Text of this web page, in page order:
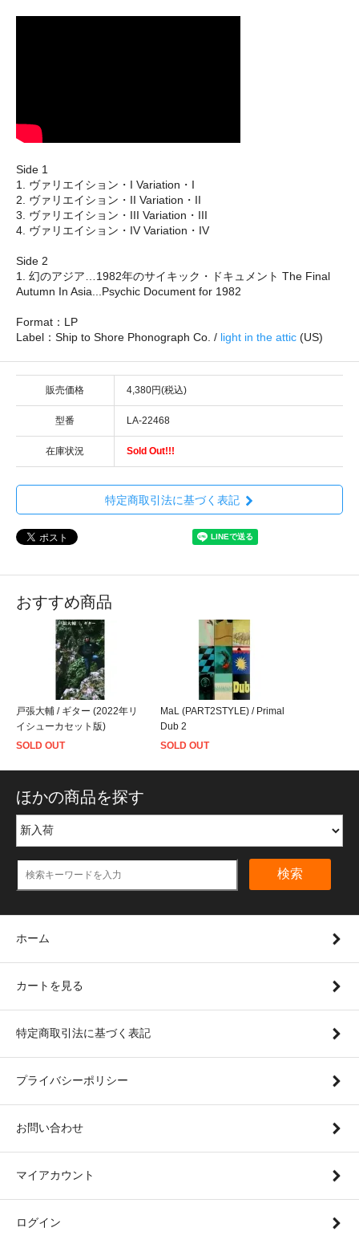
Side 1
1. ヴァリエイション・I Variation・I
2. ヴァリエイション・II Variation・II
3. ヴァリエイション・III Variation・III
4. ヴァリエイション・IV Variation・IV
Side 2
1. 幻のアジア…1982年のサイキック・ドキュメント The Final
Autumn In Asia...Psychic Document for 1982
Format：LP
Label：Ship to Shore Phonograph Co. / light in the attic (US)
販売価格 4,380円(税込)
型番 LA-22468
在庫状況 Sold Out!!!
特定商取引法に基づく表記
おすすめ商品
戸張大輔 / ギター (2022年リ
イシューカセット版)
SOLD OUT
MaL (PART2STYLE) / Primal
Dub 2
SOLD OUT
ほかの商品を探す
検索
ホーム
カートを見る
特定商取引法に基づく表記
プライバシーポリシー
お問い合わせ
マイアカウント
ログイン